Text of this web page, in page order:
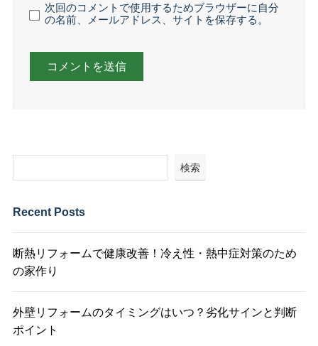
次回のコメントで使用するためブラウザーに自分
の名前、メールアドレス、サイトを保存する。
検索
Recent Posts
断熱リフォームで健康改善！冷え性・熱中症対策のため
の家作り
外壁リフォームのタイミングはいつ？劣化サインと判断
ポイント